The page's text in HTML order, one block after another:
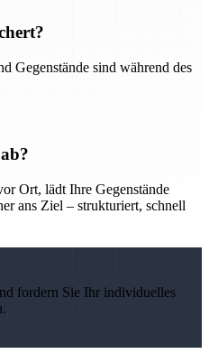
Gegenstände sind während des
Ort, lädt Ihre Gegenstände
ans Ziel – strukturiert, schnell
fordern Sie Ihr individuelles